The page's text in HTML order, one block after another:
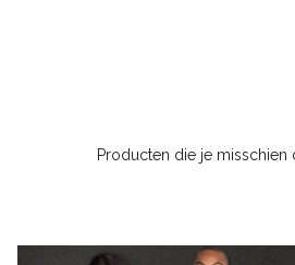
Producten die je misschien